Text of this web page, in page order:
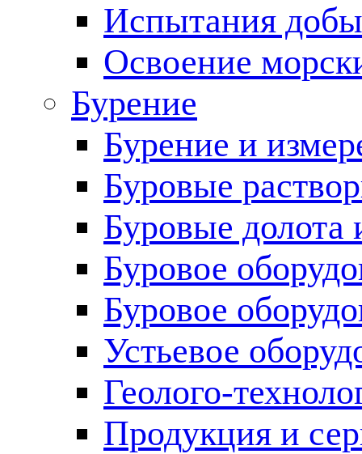
Испытания
Освоение
Бурение
Бурение и
Буровые
Буровые долота
Буровое
Буровое
Устьевое
Геолого-
Продукция и